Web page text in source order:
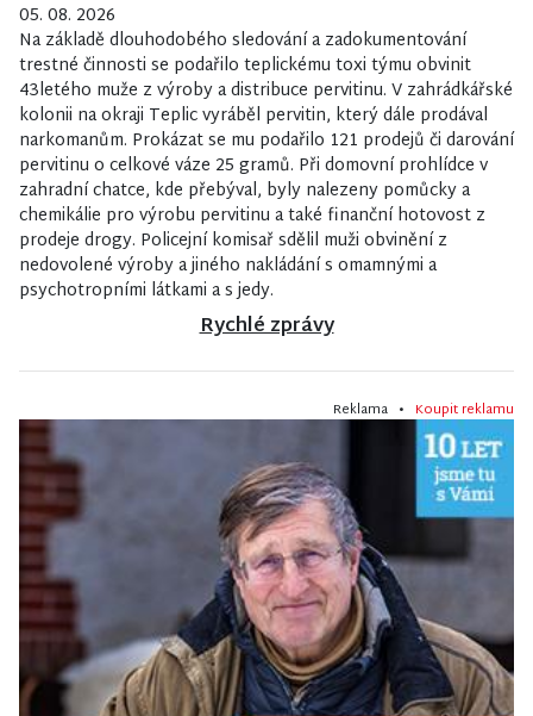
05. 08. 2026
Na základě dlouhodobého sledování a zadokumentování
trestné činnosti se podařilo teplickému toxi týmu obvinit
43letého muže z výroby a distribuce pervitinu. V zahrádkářské
kolonii na okraji Teplic vyráběl pervitin, který dále prodával
narkomanům. Prokázat se mu podařilo 121 prodejů či darování
pervitinu o celkové váze 25 gramů. Při domovní prohlídce v
zahradní chatce, kde přebýval, byly nalezeny pomůcky a
chemikálie pro výrobu pervitinu a také finanční hotovost z
prodeje drogy. Policejní komisař sdělil muži obvinění z
nedovolené výroby a jiného nakládání s omamnými a
psychotropními látkami a s jedy.
Rychlé zprávy
Reklama • Koupit reklamu